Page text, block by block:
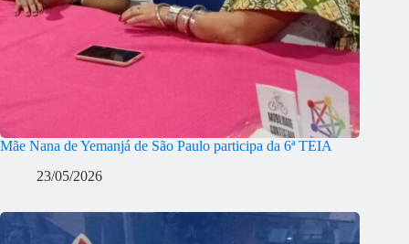
Mãe Nana de Yemanjá de São Paulo participa da 6ª TEIA
23/05/2026